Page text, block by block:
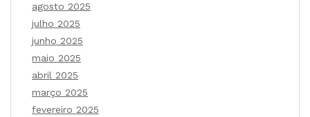
agosto 2025
julho 2025
junho 2025
maio 2025
abril 2025
março 2025
fevereiro 2025